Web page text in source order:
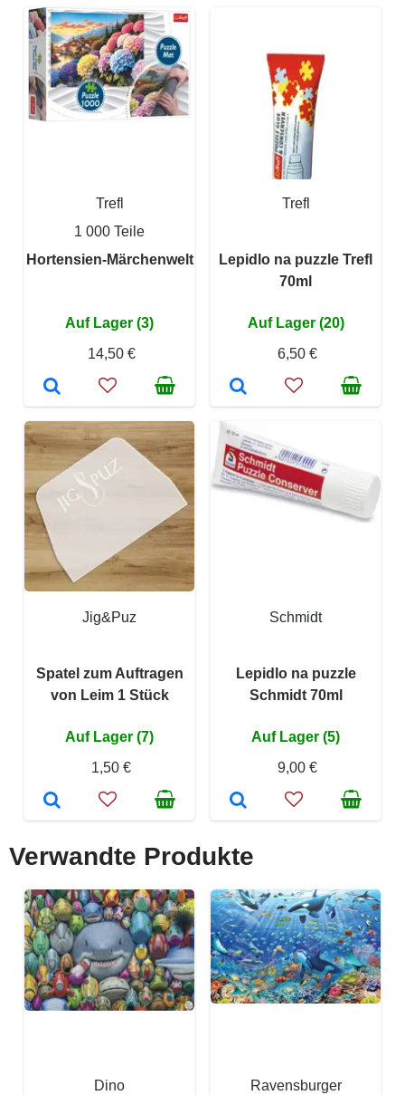
Trefl
1 000 Teile
Hortensien-Märchenwelt
Auf Lager (3)
14,50 €
Trefl
Lepidlo na puzzle Trefl
70ml
Auf Lager (20)
6,50 €
Jig&Puz
Spatel zum Auftragen
von Leim 1 Stück
Auf Lager (7)
1,50 €
Schmidt
Lepidlo na puzzle
Schmidt 70ml
Auf Lager (5)
9,00 €
Verwandte Produkte
Dino
Ravensburger